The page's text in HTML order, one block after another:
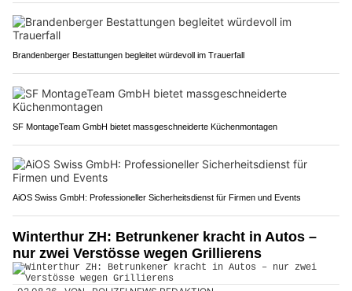
Brandenberger Bestattungen begleitet würdevoll im Trauerfall
SF MontageTeam GmbH bietet massgeschneiderte Küchenmontagen
AiOS Swiss GmbH: Professioneller Sicherheitsdienst für Firmen und Events
Winterthur ZH: Betrunkener kracht in Autos –
nur zwei Verstösse wegen Grillierens